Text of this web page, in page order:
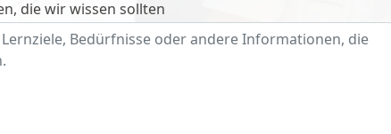
die wir wissen sollten